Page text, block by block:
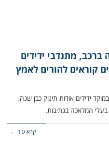
ברכב, מתנדבי ידידים
קוראים להורים לאמץ
ידידים אודות תינוק כבן שנה,
המלאכה בנתיבות.
קרא עוד ←